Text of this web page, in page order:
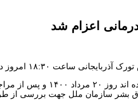
اعزام شد
وثیقه ۸۰۰ میلیون تومانی به مرخصی درمانی ۴ روزه اعزام گردید.
نزدیکان این
سازمان ملل جهت بررسی از